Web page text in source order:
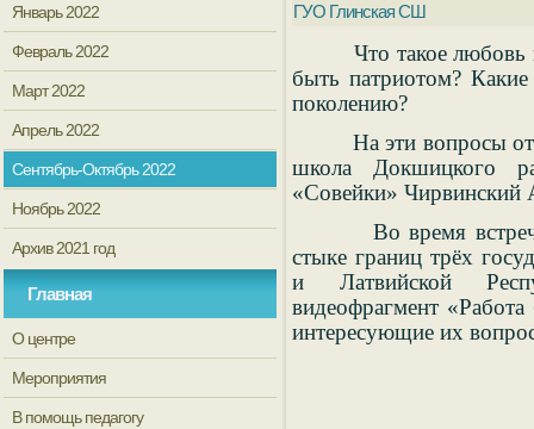
Январь 2022
Февраль 2022
Март 2022
Апрель 2022
Сентябрь-Октябрь 2022
Ноябрь 2022
Архив 2021 год
Главная
О центре
Мероприятия
В помощь педагогу
ГУО Глинская СШ
Что такое любовь к
быть патриотом?
поколению?
На эти вопросы
школа Докшицкого
«Совейки» Чирвинский
Во время встречи
стыке границ трёх
и Латвийской
видеофрагмент
интересующие их